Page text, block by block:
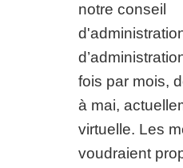
notre conseil
fois par mois,
à mai,
virtuelle. Les
voudraient